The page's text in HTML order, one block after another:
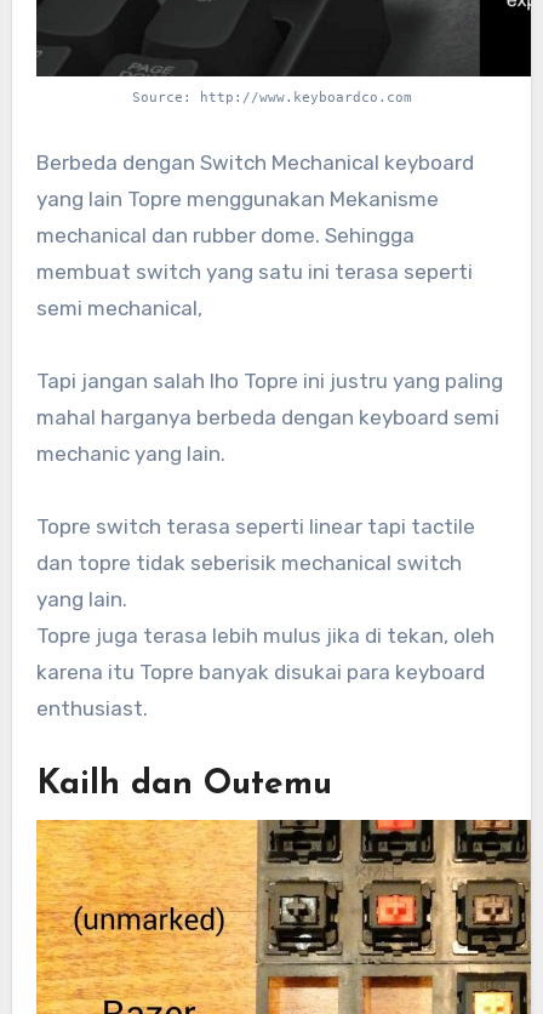
Source: http://www.keyboardco.com
Berbeda dengan Switch Mechanical keyboard
yang lain Topre menggunakan Mekanisme
mechanical dan rubber dome. Sehingga
membuat switch yang satu ini terasa seperti
semi mechanical,
Tapi jangan salah lho Topre ini justru yang paling
mahal harganya berbeda dengan keyboard semi
mechanic yang lain.
Topre switch terasa seperti linear tapi tactile
dan topre tidak seberisik mechanical switch
yang lain.
Topre juga terasa lebih mulus jika di tekan, oleh
karena itu Topre banyak disukai para keyboard
enthusiast.
Kailh dan Outemu